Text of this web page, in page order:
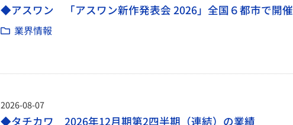
◆アスワン 「アスワン新作発表会 2026」全国６都市で開催
業界情報
2026-08-07
◆タチカワ 2026年12月期第2四半期（連結）の業績